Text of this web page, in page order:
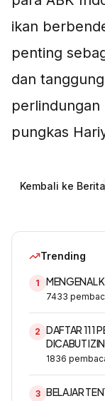
ikan
penting
dan
perlindungan
pungkas
Kembali ke Berita
Trending
1 MENGENAL
7433
2 DAFTAR 111
DICABUT
1836
3 BELAJAR